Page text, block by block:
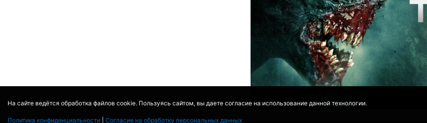
На сайте ведётся обработка файлов cookie. Пользуясь сайтом, вы даете согласие на использование данной технологии.
Политика конфиденциальности Согласие на обработку персональных данных